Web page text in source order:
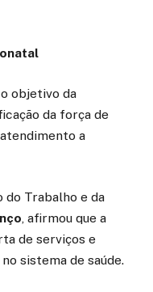
objetivo da
da força de
a
do Trabalho e da
, afirmou que a
de serviços e
sistema de saúde.